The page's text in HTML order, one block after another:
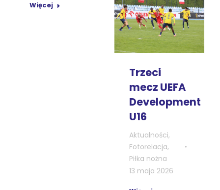
Więcej
Trzeci
mecz UEFA
Development
U16
Aktualności,
Fotorelacja,
Piłka nożna
13 maja 2026